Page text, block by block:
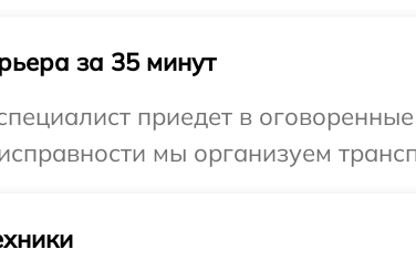
за 35 минут
приедет в
мы организуем